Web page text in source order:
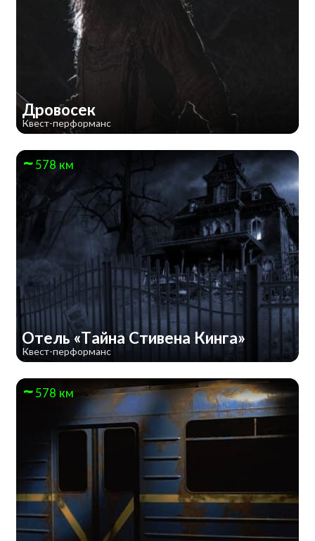
Дровосек
Квест-перформанс
578 км
Отель «Тайна Стивена Кинга»
Квест-перформанс
578 км